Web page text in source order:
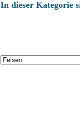
In dieser Kategorie